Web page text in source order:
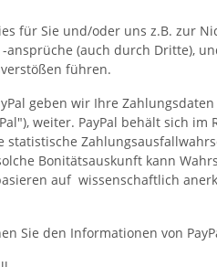
für Sie und/oder uns z.B. zur
ansprüche (auch durch Dritte),
führen.
geben wir Ihre
weiter. PayPal behält
Bonitätsauskunft kann
auf wissenschaftlich
Sie den Informationen von